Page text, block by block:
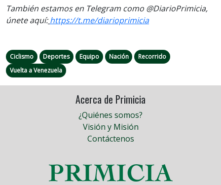
También estamos en Telegram como @DiarioPrimicia,
únete aquí: https://t.me/diarioprimicia
Ciclismo Deportes Equipo Nación
Recorrido
Vuelta a Venezuela
Acerca de Primicia
¿Quiénes somos?
Visión y Misión
Contáctenos